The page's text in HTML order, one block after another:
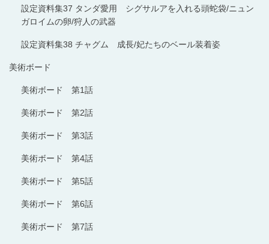
設定資料集37 タンダ愛用 シグサルアを入れる頭蛇袋/ニュン
ガロイムの卵/狩人の武器
設定資料集38 チャグム 成長/妃たちのベール装着姿
美術ボード
美術ボード 第1話
美術ボード 第2話
美術ボード 第3話
美術ボード 第4話
美術ボード 第5話
美術ボード 第6話
美術ボード 第7話